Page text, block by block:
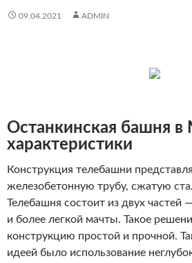
09.04.2021 ADMIN
Останкинская башня
характеристики
Конструкция телебашни
железобетонную трубу, сжатую
Телебашня состоит из двух частей
и более легкой мачты. Такое
конструкцию простой и прочной.
идеей было использование